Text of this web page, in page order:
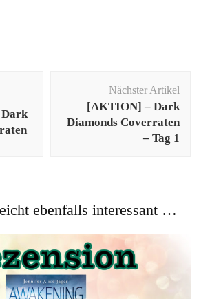
Dark
Nächster Artikel
[AKTION] – Dark
Diamonds Coverraten
– Tag 1
ebenfalls interessant …